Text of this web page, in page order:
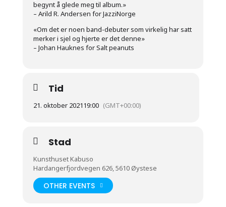
begynt å glede meg til album.»
– Arild R. Andersen for JazziNorge
«Om det er noen band-debuter som virkelig har satt
merker i sjel og hjerte er det denne»
– Johan Hauknes for Salt peanuts
Tid
21. oktober 202119:00 (GMT+00:00)
Stad
Kunsthuset Kabuso
Hardangerfjordvegen 626, 5610 Øystese
OTHER EVENTS